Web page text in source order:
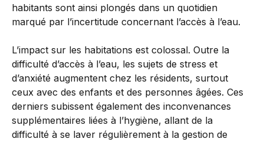
habitants sont ainsi plongés dans un quotidien
marqué par l’incertitude concernant l’accès à l’eau.
L’impact sur les habitations est colossal. Outre la
difficulté d’accès à l’eau, les sujets de stress et
d’anxiété augmentent chez les résidents, surtout
ceux avec des enfants et des personnes âgées. Ces
derniers subissent également des inconvenances
supplémentaires liées à l’hygiène, allant de la
difficulté à se laver régulièrement à la gestion de